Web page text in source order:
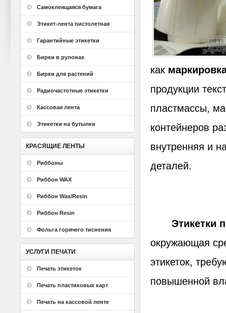
Самоклеящаяся бумага
Этикет-лента пистолетная
Гарантийные этикетки
Бирки в рулонах
Бирки для растений
Радиочастотные этикетки
Кассовая лента
Этикетки на бутылки
КРАСЯЩИЕ ЛЕНТЫ
Риббоны
Риббон WAX
Риббон Wax/Resin
Риббон Resin
Фольга горячего тиснения
УСЛУГИ ПЕЧАТИ
Печать этикеток
Печать пластиковых карт
Печать на кассовой ленте
как
продукции
пластмассы,
контейнеров
внутренняя и
деталей.
Этикетки
окружающая
этикеток,
повышенной